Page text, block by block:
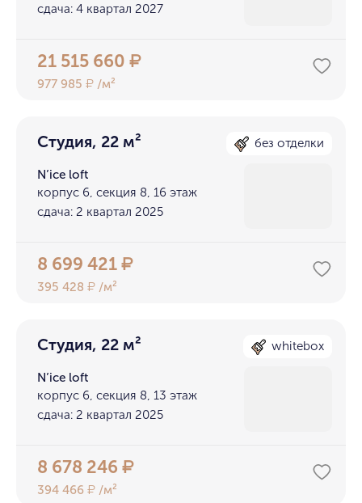
сдача: 4 квартал 2027
21 515 660₽
977 985₽ /м²
Студия, 22 м² без отделки
N’ice loft
корпус 6, секция 8, 16 этаж
сдача: 2 квартал 2025
8 699 421₽
395 428₽ /м²
Студия, 22 м² whitebox
N’ice loft
корпус 6, секция 8, 13 этаж
сдача: 2 квартал 2025
8 678 246₽
394 466₽ /м²